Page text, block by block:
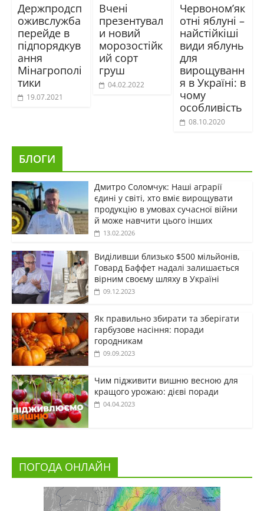
Держпродсп
оживслужба
перейде в
підпорядкув
ання
Мінагрополі
тики
19.07.2021
Вчені
презентувал
и новий
морозостійк
ий сорт
груш
04.02.2022
Червоном’як
отні яблуні –
найстійкіші
види яблунь
для
вирощуванн
я в Україні: в
чому
особливість
08.10.2020
БЛОГИ
Дмитро Соломчук: Наші аграрії
єдині у світі, хто вміє вирощувати
продукцію в умовах сучасної війни
й може навчити цього інших
13.02.2026
Виділивши близько $500 мільйонів,
Говард Баффет надалі залишається
вірним своєму шляху в Україні
09.12.2023
Як правильно збирати та зберігати
гарбузове насіння: поради
городникам
09.09.2023
Чим підживити вишню весною для
кращого урожаю: дієві поради
04.04.2023
ПОГОДА ОНЛАЙН